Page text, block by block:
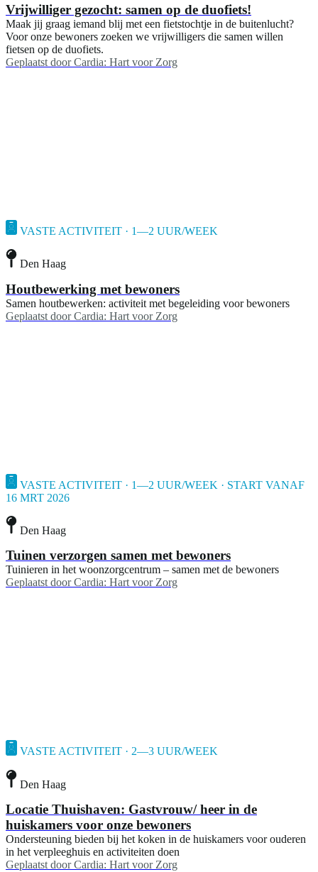
Vrijwilliger gezocht: samen op de duofiets!
Maak jij graag iemand blij met een fietstochtje in de buitenlucht?
Voor onze bewoners zoeken we vrijwilligers die samen willen
fietsen op de duofiets.
Geplaatst door Cardia: Hart voor Zorg
VASTE ACTIVITEIT · 1—2 UUR/WEEK
Den Haag
Houtbewerking met bewoners
Samen houtbewerken: activiteit met begeleiding voor bewoners
Geplaatst door Cardia: Hart voor Zorg
VASTE ACTIVITEIT · 1—2 UUR/WEEK · START VANAF
16 MRT 2026
Den Haag
Tuinen verzorgen samen met bewoners
Tuinieren in het woonzorgcentrum – samen met de bewoners
Geplaatst door Cardia: Hart voor Zorg
VASTE ACTIVITEIT · 2—3 UUR/WEEK
Den Haag
Locatie Thuishaven: Gastvrouw/ heer in de
huiskamers voor onze bewoners
Ondersteuning bieden bij het koken in de huiskamers voor ouderen
in het verpleeghuis en activiteiten doen
Geplaatst door Cardia: Hart voor Zorg